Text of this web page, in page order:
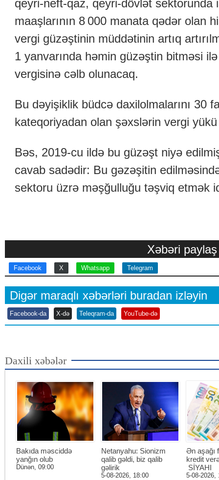
qeyri-neft-qaz, qeyri-dövlət sektorunda
maaşlarının 8 000 manata qədər olan
vergi güzəştinin müddətinin artıq
1 yanvarında həmin güzəştin bitməsi
vergisinə cəlb olunacaq.
Bu dəyişiklik büdcə daxilolmalarını 30
kateqoriyadan olan şəxslərin vergi
Bəs, 2019-cu ildə bu güzəşt niyə
cavab sadədir: Bu gəzəşitin
sektoru üzrə məşğulluğu təşviq etmək
Xəbəri paylaş
Facebook X Whatsapp Telegram
Digər maraqlı xəbərləri buradan izləyin
Facebook-da X-də Teleqram-da YouTube-də
Daxili xəbələr
Bakıda məsciddə
yanğın olub
Dünən, 09:00
Netanyahu: Sionizm
qalib gəldi, biz qalib
gəlirik
5-08-2026, 18:00
Ən aşağı
kredit
SİYAHI
5-08-2026,